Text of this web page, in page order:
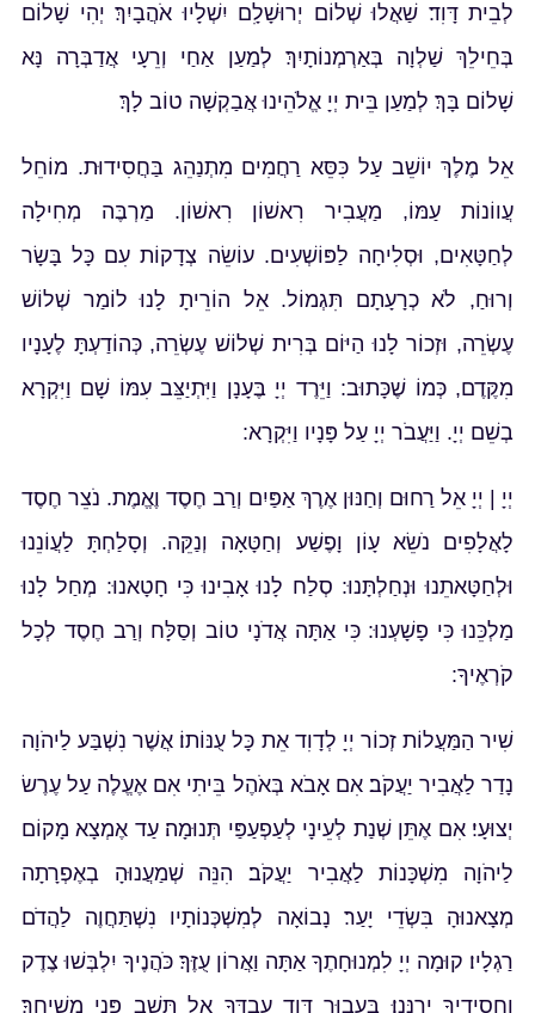
לְבֵית דָּוִד׃ שַׁאֲלוּ שְׁלוֹם יְרוּשָׁלָ͏ִם יִשְׁלָיוּ אֹהֲבָיִךְ׃ יְהִי שָׁלוֹם
בְּחֵילֵךְ שַׁלְוָה בְּאַרְמְנוֹתָיִךְ׃ לְמַעַן אַחַי וְרֵעָי אֲדַבְּרָה נָּא
שָׁלוֹם בָּךְ׃ לְמַעַן בֵּית יְיָ אֱלֹהֵינוּ אֲבַקְשָׁה טוֹב לָךְ׃
אֵל מֶלֶךְ יוֹשֵׁב עַל כִּסֵּא רַחֲמִים מִתְנַהֵג בַּחֲסִידוּת. מוֹחֵל
עֲווֹנוֹת עַמּוֹ, מַעֲבִיר רִאשׁוֹן רִאשׁוֹן. מַרְבֶּה מְחִילָה
לְחַטָּאִים, וּסְלִיחָה לַפּוֹשְׁעִים. עוֹשֵׂה צְדָקוֹת עִם כָּל בָּשָׂר
וְרוּחַ, לֹא כְרָעָתָם תִּגְמוֹל. אֵל הוֹרֵיתָ לָנוּ לוֹמַר שְׁלוֹשׁ
עֶשְׂרֵה, וּזְכוֹר לָנוּ הַיּוֹם בְּרִית שְׁלוֹשׁ עֶשְׂרֵה, כְּהוֹדַעְתָּ לֶעָנָיו
מִקֶּדֶם, כְּמוֹ שֶׁכָּתוּב: וַיֵּרֶד יְיָ בֶּעָנָן וַיִּתְיַצֵּב עִמּוֹ שָׁם וַיִּקְרָא
בְשֵׁם יְיָ. וַיַּעֲבֹר יְיָ עַל פָּנָיו וַיִּקְרָא:
יְיָ | יְיָ אֵל רַחוּם וְחַנּוּן אֶרֶךְ אַפַּיִם וְרַב חֶסֶד וֶאֱמֶת. נֹצֵר חֶסֶד
לָאֲלָפִים נֹשֵׂא עָו‍ֹן וָפֶשַׁע וְחַטָּאָה וְנַקֵּה. וְסָלַחְתָּ לַעֲוֹנֵנוּ
וּלְחַטָּאתֵנוּ וּנְחַלְתָּנוּ: סְלַח לָנוּ אָבִינוּ כִּי חָטָאנוּ: מְחַל לָנוּ
מַלְכֵּנוּ כִּי פָשָׁעְנוּ: כִּי אַתָּה אֲדֹנָי טוֹב וְסַלָּח וְרַב חֶסֶד לְכָל
קֹרְאֶיךָ:
שִׁיר הַמַּעֲלוֹת זְכוֹר יְיָ לְדָוִד אֵת כָּל עֻנּוֹתוֹ׃ אֲשֶׁר נִשְׁבַּע לַיהֹוָה
נָדַר לַאֲבִיר יַעֲקֹב׃ אִם אָבֹא בְּאֹהֶל בֵּיתִי אִם אֶעֱלֶה עַל עֶרֶשׂ
יְצוּעָי׃ אִם אֶתֵּן שְׁנַת לְעֵינָי לְעַפְעַפַּי תְּנוּמָה׃ עַד אֶמְצָא מָקוֹם
לַיהֹוָה מִשְׁכָּנוֹת לַאֲבִיר יַעֲקֹב׃ הִנֵּה שְׁמַעֲנוּהָ בְאֶפְרָתָה
מְצָאנוּהָ בִּשְׂדֵי יָעַר׃ נָבוֹאָה לְמִשְׁכְּנוֹתָיו נִשְׁתַּחֲוֶה לַהֲדֹם
רַגְלָיו׃ קוּמָה יְיָ לִמְנוּחָתֶךָ אַתָּה וַאֲרוֹן עֻזֶּךָ׃ כֹּהֲנֶיךָ יִלְבְּשׁוּ צֶדֶק
וַחֲסִידֶיךָ יְרַנֵּנוּ׃ בַּעֲבוּר דָּוִד עַבְדֶּךָ אַל תָּשֵׁב פְּנֵי מְשִׁיחֶךָ׃